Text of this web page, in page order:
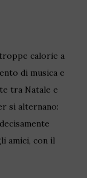
calorie a
di musica e
tra Natale e
si alternano:
amici, con il